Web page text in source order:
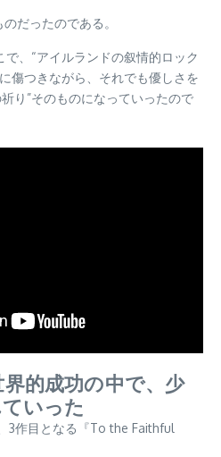
だったのである。
、“アイルランドの叙情的ロック
傷つきながら、それでも優しさを
り”そのものになっていったので
的成功の中で、少
いった
3作目となる『To the Faithful